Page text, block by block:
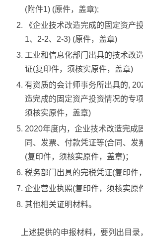
(附件1) (原件，盖章);
《企业技术改造完成的固定资产
1、2-2、2-3) (原件，盖章)
工业和信息化部门出具的技术改
证(复印件，须核实原件，盖章)
有资质的会计师事务所出具的,
造完成的固定资产投资情况的专
须核实原件，盖章)
2020年度内，企业技术改造完成
同、发票、付款凭证等(合同、发
(复印件，须核实原件，盖章)；
税务部门出具的完税凭证(复印件
企业营业执照(复印件，须核实原
其他相关证明材料。
上述提供的申报材料，要列出目